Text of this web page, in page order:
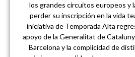
los grandes circuitos europeos y
perder su inscripción en la vida
iniciativa de Temporada Alta
apoyo de la Generalitat de
Barcelona y la complicidad de